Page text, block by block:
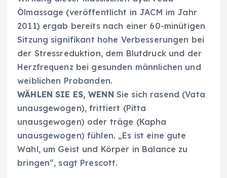
Ölmassage (veröffentlicht in JACM im Jahr
2011) ergab bereits nach einer 60-minütigen
Sitzung signifikant hohe Verbesserungen bei
der Stressreduktion, dem Blutdruck und der
Herzfrequenz bei gesunden männlichen und
weiblichen Probanden.
WÄHLEN SIE ES, WENN Sie sich rasend (Vata
unausgewogen), frittiert (Pitta
unausgewogen) oder träge (Kapha
unausgewogen) fühlen. „Es ist eine gute
Wahl, um Geist und Körper in Balance zu
bringen“, sagt Prescott.